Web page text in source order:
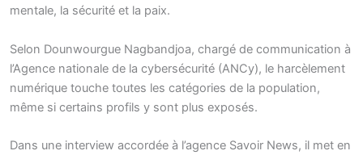
mentale, la sécurité et la paix.
Selon Dounwourgue Nagbandjoa, chargé de communication à
l’Agence nationale de la cybersécurité (ANCy), le harcèlement
numérique touche toutes les catégories de la population,
même si certains profils y sont plus exposés.
Dans une interview accordée à l’agence Savoir News, il met en